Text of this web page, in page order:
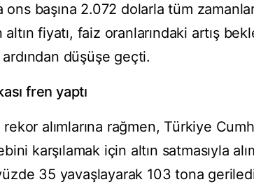
ons başına 2.072 dolarla tüm
fiyatı, faiz oranlarındaki artış
ardından düşüşe geçti.
fren yaptı
rekor alımlarına rağmen, Türkiye
karşılamak için altın satmasıyla
35 yavaşlayarak 103 tona